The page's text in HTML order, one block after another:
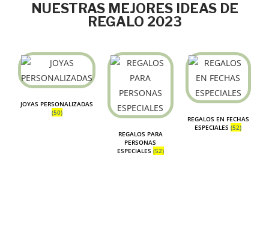
NUESTRAS MEJORES IDEAS DE
REGALO 2023
JOYAS PERSONALIZADAS
(50)
REGALOS PARA
PERSONAS
ESPECIALES (52)
REGALOS EN FECHAS
ESPECIALES(52)